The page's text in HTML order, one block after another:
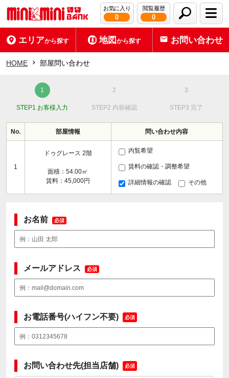
お気に入り
0
閲覧履歴
0
エリアから探す 地図から探す お問い合わせ
HOME 部屋問い合わせ
STEP1 お客様入力 STEP2 内容確認 STEP3 完了
No. 部屋情報 問い合わせ内容
1
ドゥグレース 2階
面積：54.00㎡
賃料：45,000円
内覧希望
賃料の確認・調整希望
詳細情報の確認 その他
お名前 必須
メールアドレス 必須
お電話番号(ハイフン不要) 必須
お問い合わせ先(担当店舗) 必須